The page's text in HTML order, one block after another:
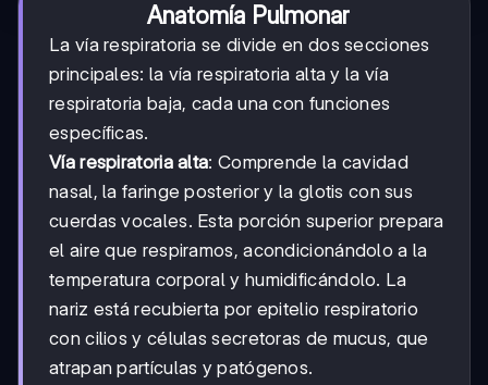
Anatomía Pulmonar
La vía respiratoria se divide en dos secciones
principales: la vía respiratoria alta y la vía
respiratoria baja, cada una con funciones
específicas.
Vía respiratoria alta: Comprende la cavidad
nasal, la faringe posterior y la glotis con sus
cuerdas vocales. Esta porción superior prepara
el aire que respiramos, acondicionándolo a la
temperatura corporal y humidificándolo. La
nariz está recubierta por epitelio respiratorio
con cilios y células secretoras de mucus, que
atrapan partículas y patógenos.